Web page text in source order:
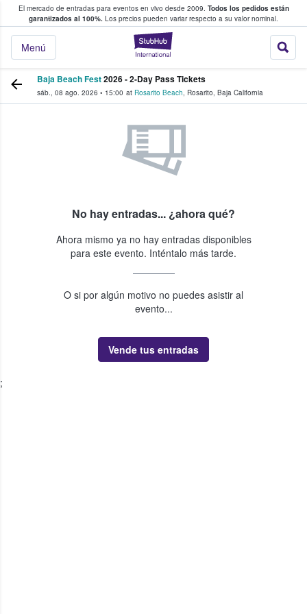
El mercado de entradas para eventos en vivo desde 2009. Todos los pedidos están
garantizados al 100%. Los precios pueden variar respecto a su valor nominal.
StubHub:
Menú
y venta de entradas entre fans
Baja Beach Fest2026 - 2-Day Pass Tickets
sáb., 08 ago. 2026 • 15:00 at Rosarito Beach, Rosarito, Baja California
No hay entradas... ¿ahora qué?
Ahora mismo ya no hay entradas disponibles
para este evento. Inténtalo más tarde.
O si por algún motivo no puedes asistir al
evento...
Vende tus entradas
;